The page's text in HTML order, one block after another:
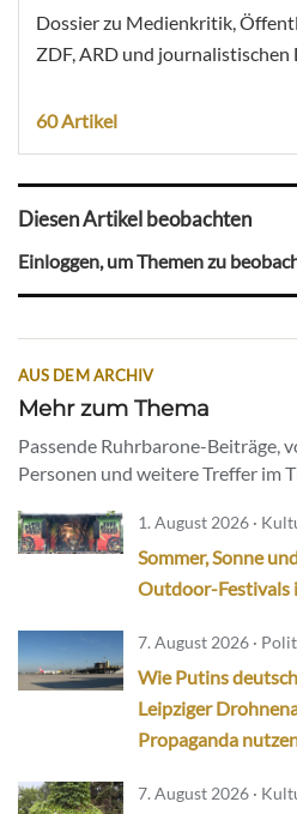
Dossier zu Medienkritik,
ZDF, ARD und journalistischen
60 Artikel
Diesen Artikel beobachten
Einloggen, um Themen zu
AUS DEM ARCHIV
Mehr zum Thema
Passende Ruhrbarone-Beiträge,
Personen und weitere Treffer im
1. August 2026 ·
Sommer, Sonne
Outdoor-Festivals
7. August 2026 ·
Wie Putins
Leipziger
Propaganda
7. August 2026 ·